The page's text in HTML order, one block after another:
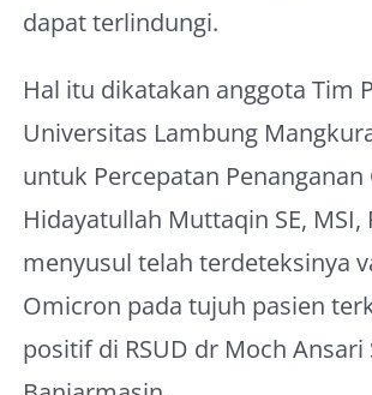
dapat terlindungi.
Hal itu dikatakan anggota Tim
Universitas Lambung
untuk Percepatan Penanganan
Hidayatullah Muttaqin SE, MSI,
menyusul telah terdeteksinya
Omicron pada tujuh pasien
positif di RSUD dr Moch Ansari